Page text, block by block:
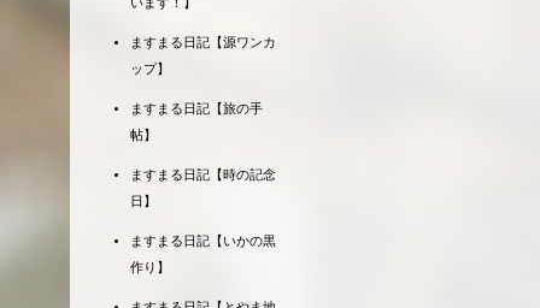
ますまる日記【源ワンカ
ップ】
ますまる日記【旅の手
帖】
ますまる日記【時の記念
日】
ますまる日記【いかの黒
作り】